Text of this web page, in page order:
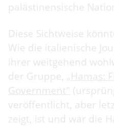
palästinensische
Diese Sichtweise
Wie die italienische
ihrer weitgehend
der Gruppe, „Hamas:
Government"
veröffentlicht, aber
zeigt, ist und war die